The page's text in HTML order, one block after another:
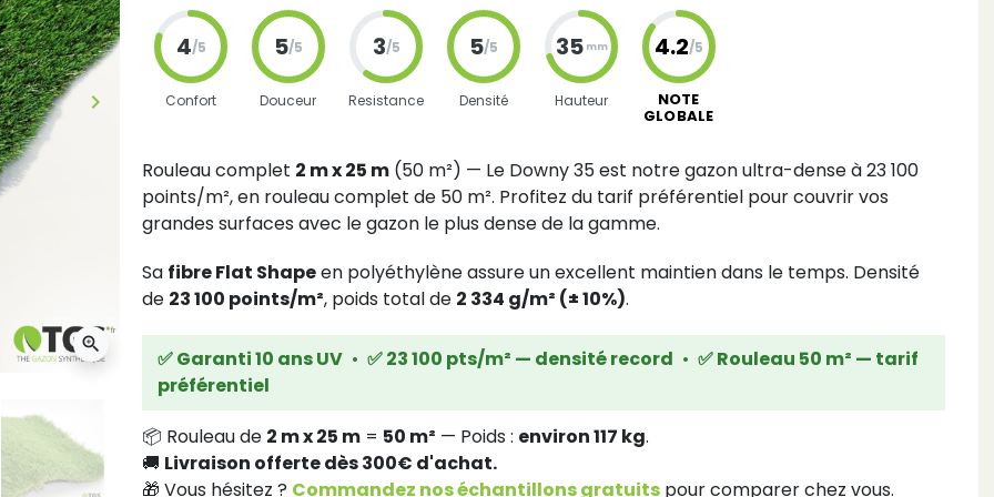
Suivant
keyboard_arrow_right
zoom_in
4/5
Confort
5/5
Douceur
3/5
Resistance
5/5
Densité
35mm
Hauteur
4.2/5
NOTE
GLOBALE
Rouleau complet 2 m x 25 m(50 m²) — Le Downy 35 est notre gazon ultra-dense à 23 100
points/m², en rouleau complet de 50 m². Profitez du tarif préférentiel pour couvrir vos
grandes surfaces avec le gazon le plus dense de la gamme.
Sa fibre Flat Shapeen polyéthylène assure un excellent maintien dans le temps. Densité
de 23 100 points/m², poids total de 2 334 g/m² (± 10%).
✅ Garanti 10 ans UV• ✅ 23 100 pts/m² — densité record • ✅ Rouleau 50 m² — tarif
préférentiel
📦 Rouleau de 2 m x 25 m= 50 m² — Poids : environ 117 kg.
🚚 Livraison offerte dès 300€ d'achat.
🎁 Vous hésitez ? Commandez nos échantillons gratuitspour comparer chez vous.